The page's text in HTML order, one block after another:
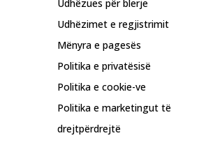
Udhëzues për blerje
Udhëzimet e regjistrimit
Mënyra e pagesës
Politika e privatësisë
Politika e cookie-ve
Politika e marketingut të
drejtpërdrejtë